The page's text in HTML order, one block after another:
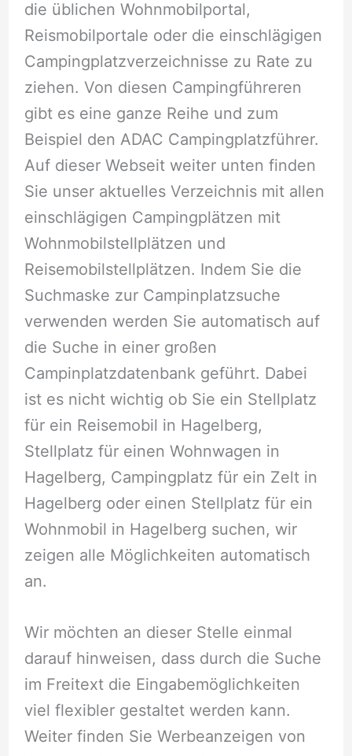
die üblichen Wohnmobilportal,
Reismobilportale oder die einschlägigen
Campingplatzverzeichnisse zu Rate zu
ziehen. Von diesen Campingführeren
gibt es eine ganze Reihe und zum
Beispiel den ADAC Campingplatzführer.
Auf dieser Webseit weiter unten finden
Sie unser aktuelles Verzeichnis mit allen
einschlägigen Campingplätzen mit
Wohnmobilstellplätzen und
Reisemobilstellplätzen. Indem Sie die
Suchmaske zur Campinplatzsuche
verwenden werden Sie automatisch auf
die Suche in einer großen
Campinplatzdatenbank geführt. Dabei
ist es nicht wichtig ob Sie ein Stellplatz
für ein Reisemobil in Hagelberg,
Stellplatz für einen Wohnwagen in
Hagelberg, Campingplatz für ein Zelt in
Hagelberg oder einen Stellplatz für ein
Wohnmobil in Hagelberg suchen, wir
zeigen alle Möglichkeiten automatisch
an.
Wir möchten an dieser Stelle einmal
darauf hinweisen, dass durch die Suche
im Freitext die Eingabemöglichkeiten
viel flexibler gestaltet werden kann.
Weiter finden Sie Werbeanzeigen von